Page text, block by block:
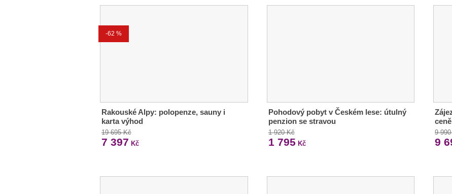
-62 %
Rakouské Alpy: polopenze, sauny i
karta výhod
19 695 Kč
7 397 Kč
Pohodový pobyt v Českém lese: útulný
penzion se stravou
1 920 Kč
1 795 Kč
9
9